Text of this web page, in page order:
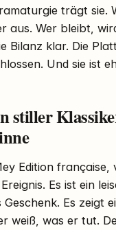
trägt sie.
aus. Wer bleibt,
Bilanz klar. Die
Und sie ist
stiller
Edition française,
Es ist ein
Geschenk. Es zeigt
weiß, was er tut.